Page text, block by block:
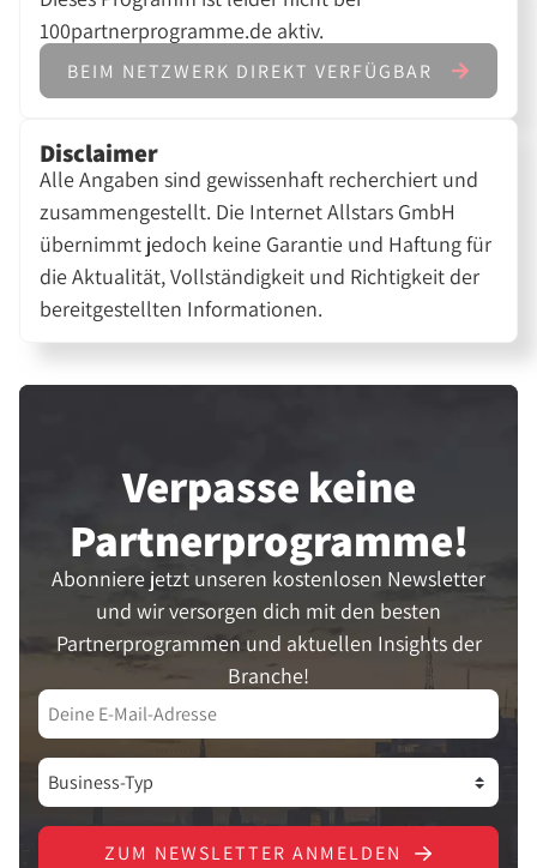
100partnerprogramme.de aktiv.
BEIM NETZWERK DIREKT VERFÜGBAR
Disclaimer
Alle Angaben sind gewissenhaft recherchiert und
zusammengestellt. Die Internet Allstars GmbH
übernimmt jedoch keine Garantie und Haftung für
die Aktualität, Vollständigkeit und Richtigkeit der
bereitgestellten Informationen.
Verpasse keine
Partner­programme!
Abonniere jetzt unseren kostenlosen Newsletter
und wir versorgen dich mit den besten
Partnerprogrammen und aktuellen Insights der
Branche!
ZUM NEWSLETTER ANMELDEN